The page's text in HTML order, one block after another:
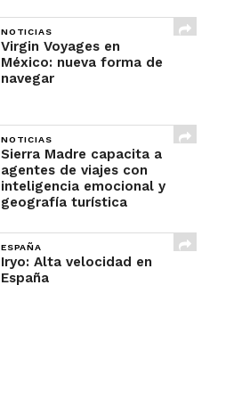
NOTICIAS
Virgin Voyages en
México: nueva forma de
navegar
NOTICIAS
Sierra Madre capacita a
agentes de viajes con
inteligencia emocional y
geografía turística
ESPAÑA
Iryo: Alta velocidad en
España